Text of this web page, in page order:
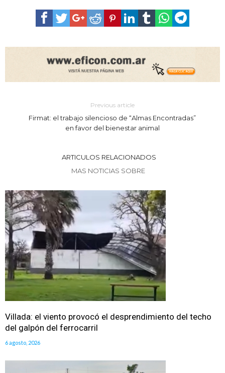
Previous article
Firmat: el trabajo silencioso de “Almas Encontradas”
en favor del bienestar animal
ARTICULOS RELACIONADOS
MAS NOTICIAS SOBRE
Villada: el viento provocó el desprendimiento del techo
del galpón del ferrocarril
6 agosto, 2026